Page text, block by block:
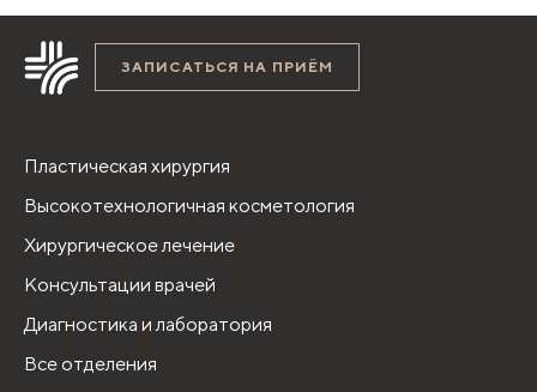
ЗАПИСАТЬСЯ НА ПРИЁМ
Пластическая хирургия
Высокотехнологичная косметология
Хирургическое лечение
Консультации врачей
Диагностика и лаборатория
Все отделения